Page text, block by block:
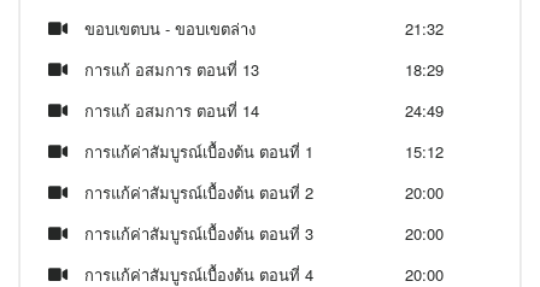
ขอบเขตบน - ขอบเขตล่าง
21:32
การแก้ อสมการ ตอนที่ 13
18:29
การแก้ อสมการ ตอนที่ 14
24:49
การแก้ค่าสัมบูรณ์เบื้องต้น ตอนที่ 1
15:12
การแก้ค่าสัมบูรณ์เบื้องต้น ตอนที่ 2
20:00
การแก้ค่าสัมบูรณ์เบื้องต้น ตอนที่ 3
20:00
การแก้ค่าสัมบูรณ์เบื้องต้น ตอนที่ 4
20:00